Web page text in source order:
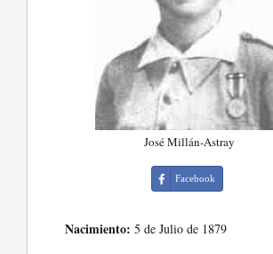
José Millán-Astray
Facebook
Nacimiento: 5 de Julio de 1879